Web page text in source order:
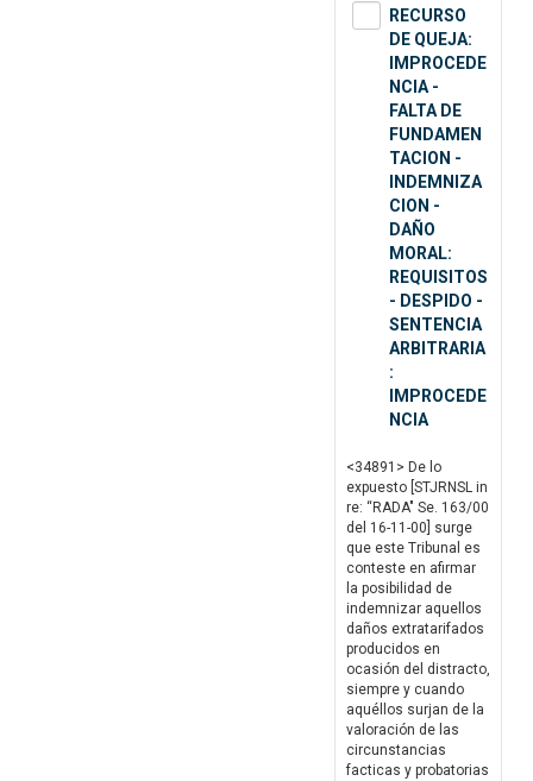
RECURSO
DE QUEJA:
IMPROCEDE
NCIA -
FALTA DE
FUNDAMEN
TACION -
INDEMNIZA
CION -
DAÑO
MORAL:
REQUISITOS
- DESPIDO -
SENTENCIA
ARBITRARIA
:
IMPROCEDE
NCIA
<34891> De lo
expuesto [STJRNSL in
re: “RADA" Se. 163/00
del 16-11-00] surge
que este Tribunal es
conteste en afirmar
la posibilidad de
indemnizar aquellos
daños extratarifados
producidos en
ocasión del distracto,
siempre y cuando
aquéllos surjan de la
valoración de las
circunstancias
facticas y probatorias